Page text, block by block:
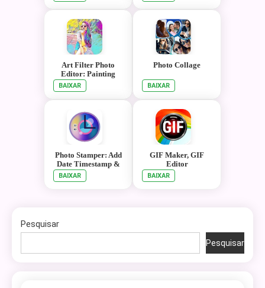
Art Filter Photo
Editor: Painting
Filter, Cartoon
BAIXAR
Photo Collage
BAIXAR
Photo Stamper: Add
Date Timestamp &
Text By Camera
BAIXAR
GIF Maker, GIF
Editor
BAIXAR
Pesquisar
Pesquisar